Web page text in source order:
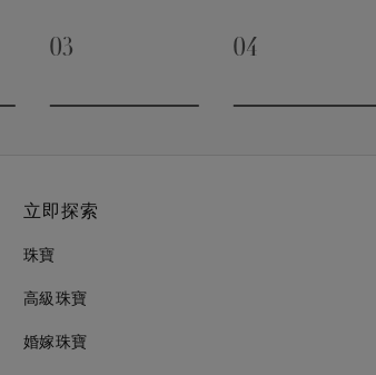
03 04
立即探索
珠寶
高級珠寶
婚嫁珠寶